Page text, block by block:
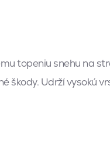
topeniu snehu na
škody. Udrží vysokú